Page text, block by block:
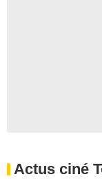
Actus ciné